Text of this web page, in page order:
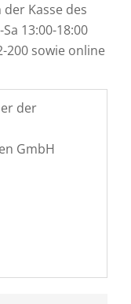
der Kasse des
13:00-18:00
200 sowie online
der
GmbH